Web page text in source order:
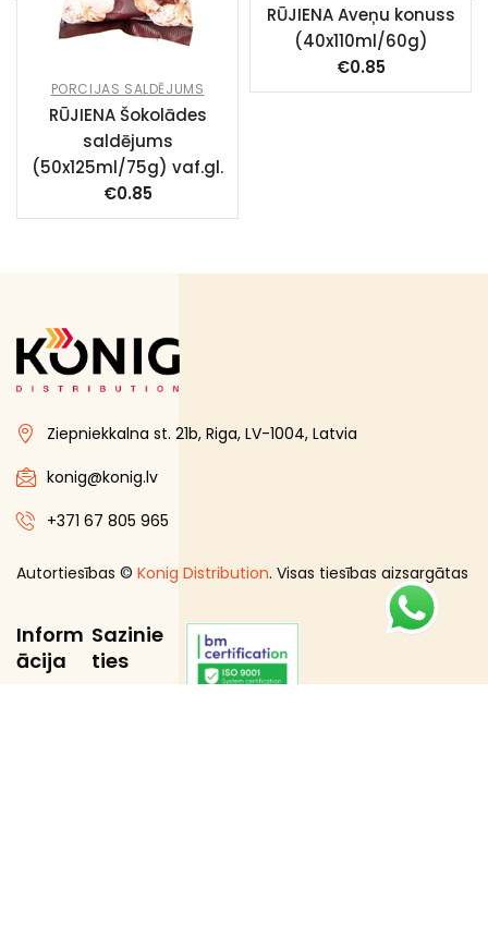
PORCIJAS SALDĒJUMS
RŪJIENA Šokolādes
saldējums
(50x125ml/75g) vaf.gl.
€0.85
RŪJIENA Aveņu konuss
(40x110ml/60g)
€0.85
Ziepniekkalna st. 21b, Riga, LV-1004, Latvia
konig@konig.lv
+371 67 805 965
Autortiesības © Konig Distribution. Visas tiesības aizsargātas
Inform
ācija
Sazinie
ties